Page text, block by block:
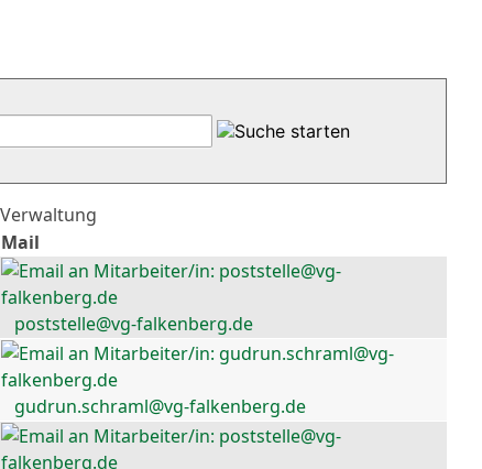
Mail
poststelle@vg-falkenberg.de
gudrun.schraml@vg-falkenberg.de